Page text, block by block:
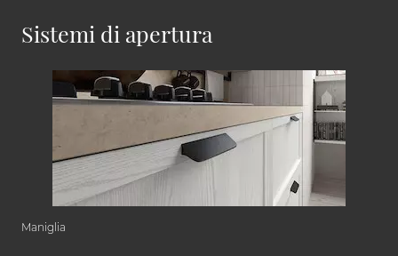
Sistemi di apertura
Maniglia